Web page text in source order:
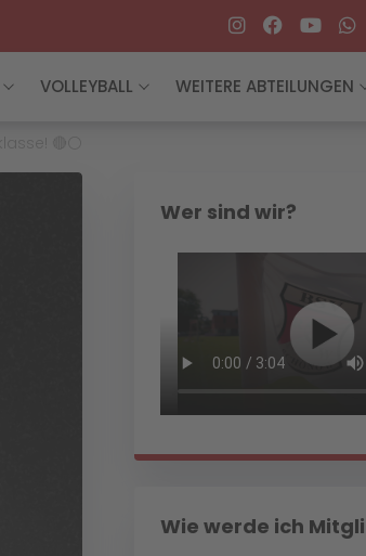
VOLLEYBALL WEITERE ABTEILUNGEN
Wer sind wir?
Wie werde ich